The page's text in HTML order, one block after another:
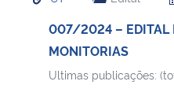
007/2024 –
MONITORIAS
Ultimas publicações: